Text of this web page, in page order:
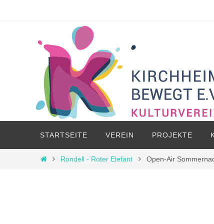
springen
STARTSEITE VEREIN PROJEKTE
StartRondell - Roter Elefant Open-Air